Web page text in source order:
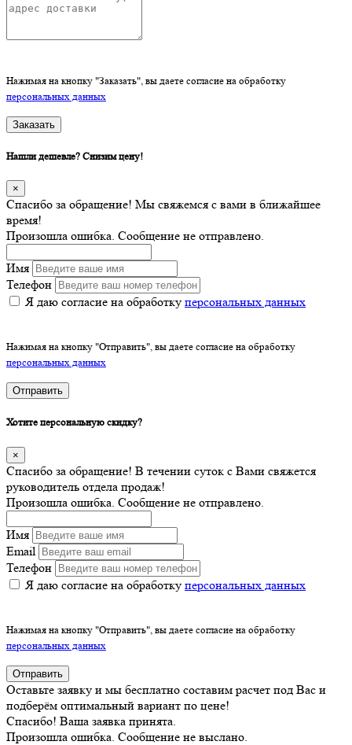
Нажимая на кнопку "Заказать", вы даете согласие на обработку
персональных данных
Заказать
Нашли дешевле? Снизим цену!
×
Спасибо за обращение! Мы свяжемся с вами в ближайшее
время!
Произошла ошибка. Сообщение не отправлено.
Имя
Телефон
Я даю согласие на обработку персональных данных
Нажимая на кнопку "Отправить", вы даете согласие на обработку
персональных данных
Отправить
Хотите персональную скидку?
×
Спасибо за обращение! В течении суток с Вами свяжется
руководитель отдела продаж!
Произошла ошибка. Сообщение не отправлено.
Имя
Email
Телефон
Я даю согласие на обработку персональных данных
Нажимая на кнопку "Отправить", вы даете согласие на обработку
персональных данных
Отправить
Оставьте заявку и мы бесплатно составим расчет под Вас и
подберём оптимальный вариант по цене!
Спасибо! Ваша заявка принята.
Произошла ошибка. Сообщение не выслано.